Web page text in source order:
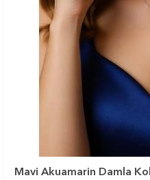
Mavi Akuamarin Damla